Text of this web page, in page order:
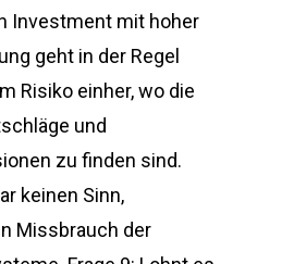
Investment mit hoher
geht in der Regel
Risiko einher, wo die
und
zu finden sind.
keinen Sinn,
Missbrauch der